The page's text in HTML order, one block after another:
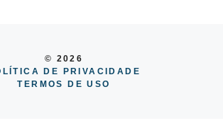
© 2026
DE PRIVACIDADE
TERMOS DE USO